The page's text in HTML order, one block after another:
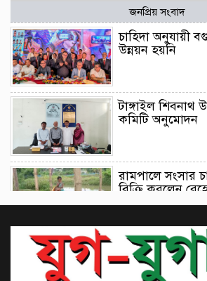
জনপ্রিয় সংবাদ
চাহিদা অনুযায়ী
উন্নয়ন হয়নি
টাঙ্গাইল শিবনাথ
কমিটি অনুমোদন
‎রামপালে সংসার
বিক্রি করলেন
ফাঁদে ভারতের
গোয়েন্দার